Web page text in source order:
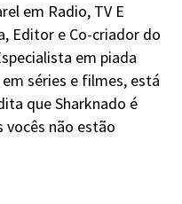
em Radio, TV E
Editor e Co-criador do
em piada
séries e filmes, está
que Sharknado é
vocês não estão